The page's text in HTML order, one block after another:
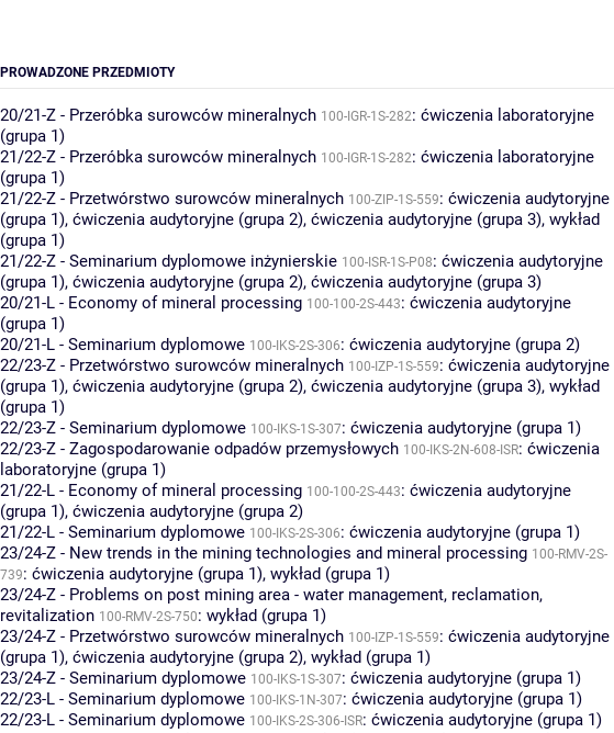
PROWADZONE PRZEDMIOTY
20/21-Z - Przeróbka surowców mineralnych 100-IGR-1S-282: ćwiczenia laboratoryjne
(grupa 1)
21/22-Z - Przeróbka surowców mineralnych 100-IGR-1S-282: ćwiczenia laboratoryjne
(grupa 1)
21/22-Z - Przetwórstwo surowców mineralnych 100-ZIP-1S-559: ćwiczenia audytoryjne
(grupa 1), ćwiczenia audytoryjne (grupa 2), ćwiczenia audytoryjne (grupa 3), wykład
(grupa 1)
21/22-Z - Seminarium dyplomowe inżynierskie 100-ISR-1S-P08: ćwiczenia audytoryjne
(grupa 1), ćwiczenia audytoryjne (grupa 2), ćwiczenia audytoryjne (grupa 3)
20/21-L - Economy of mineral processing 100-100-2S-443: ćwiczenia audytoryjne
(grupa 1)
20/21-L - Seminarium dyplomowe 100-IKS-2S-306: ćwiczenia audytoryjne (grupa 2)
22/23-Z - Przetwórstwo surowców mineralnych 100-IZP-1S-559: ćwiczenia audytoryjne
(grupa 1), ćwiczenia audytoryjne (grupa 2), ćwiczenia audytoryjne (grupa 3), wykład
(grupa 1)
22/23-Z - Seminarium dyplomowe 100-IKS-1S-307: ćwiczenia audytoryjne (grupa 1)
22/23-Z - Zagospodarowanie odpadów przemysłowych 100-IKS-2N-608-ISR: ćwiczenia
laboratoryjne (grupa 1)
21/22-L - Economy of mineral processing 100-100-2S-443: ćwiczenia audytoryjne
(grupa 1), ćwiczenia audytoryjne (grupa 2)
21/22-L - Seminarium dyplomowe 100-IKS-2S-306: ćwiczenia audytoryjne (grupa 1)
23/24-Z - New trends in the mining technologies and mineral processing 100-RMV-2S-
739: ćwiczenia audytoryjne (grupa 1), wykład (grupa 1)
23/24-Z - Problems on post mining area - water management, reclamation,
revitalization 100-RMV-2S-750: wykład (grupa 1)
23/24-Z - Przetwórstwo surowców mineralnych 100-IZP-1S-559: ćwiczenia audytoryjne
(grupa 1), ćwiczenia audytoryjne (grupa 2), wykład (grupa 1)
23/24-Z - Seminarium dyplomowe 100-IKS-1S-307: ćwiczenia audytoryjne (grupa 1)
22/23-L - Seminarium dyplomowe 100-IKS-1N-307: ćwiczenia audytoryjne (grupa 1)
22/23-L - Seminarium dyplomowe 100-IKS-2S-306-ISR: ćwiczenia audytoryjne (grupa 1)